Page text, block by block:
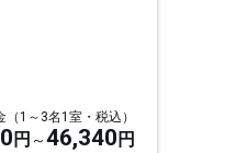
1～3名1室・税込）
円 46,340 円